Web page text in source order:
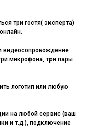
три гостя( эксперта)
видеосопровождение
микрофона, три пары
логотип или любую
на любой сервис (ваш
и т.д.), подключение